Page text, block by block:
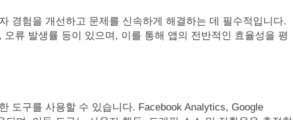
경험을 개선하고 문제를 신속하게 해결하는 데 필수적입니다.
류 발생률 등이 있으며, 이를 통해 앱의 전반적인 효율성을 평
도구를 사용할 수 있습니다. Facebook Analytics, Google